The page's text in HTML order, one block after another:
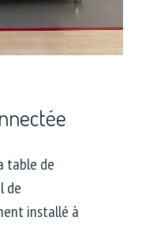
table de
de
installé à